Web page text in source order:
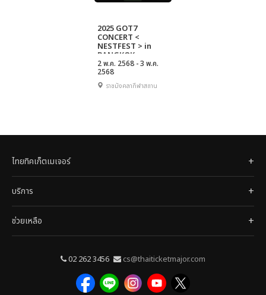
2025 GOT7
CONCERT <
NESTFEST > in
BANGKOK
2 พ.ค. 2568 - 3 พ.ค.
2568
ราชมังคลากีฬาสถาน
ไทยทิคเก็ตเมเจอร์
บริการ
ช่วยเหลือ
02 262 3456 cs@thaiticketmajor.com